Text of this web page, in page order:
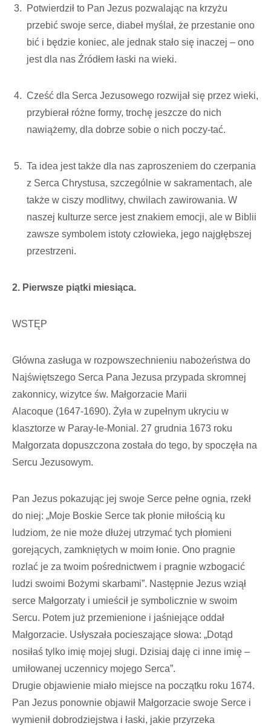
Potwierdził to Pan Jezus pozwalając na krzyżu
przebić swoje serce, diabeł myślał, że przestanie ono
bić i będzie koniec, ale jednak stało się inaczej – ono
jest dla nas Źródłem łaski na wieki.
Cześć dla Serca Jezusowego rozwijał się przez wieki,
przybierał różne formy, trochę jeszcze do nich
nawiążemy, dla dobrze sobie o nich poczy-tać.
Ta idea jest także dla nas zaproszeniem do czerpania
z Serca Chrystusa, szczególnie w sakramentach, ale
także w ciszy modlitwy, chwilach zawirowania. W
naszej kulturze serce jest znakiem emocji, ale w Biblii
zawsze symbolem istoty człowieka, jego najgłębszej
przestrzeni.
2. Pierwsze piątki miesiąca.
WSTĘP
Główna zasługa w rozpowszechnieniu nabożeństwa do
Najświętszego Serca Pana Jezusa przypada skromnej
zakonnicy, wizytce św. Małgorzacie Marii
Alacoque (1647-1690). Żyła w zupełnym ukryciu w
klasztorze w Paray-le-Monial. 27 grudnia 1673 roku
Małgorzata dopuszczona została do tego, by spoczęła na
Sercu Jezusowym.
Pan Jezus pokazując jej swoje Serce pełne ognia, rzekł
do niej: „Moje Boskie Serce tak płonie miłością ku
ludziom, że nie może dłużej utrzymać tych płomieni
gorejących, zamkniętych w moim łonie. Ono pragnie
rozlać je za twoim pośrednictwem i pragnie wzbogacić
ludzi swoimi Bożymi skarbami”. Następnie Jezus wziął
serce Małgorzaty i umieścił je symbolicznie w swoim
Sercu. Potem już przemienione i jaśniejące oddał
Małgorzacie. Usłyszała pocieszające słowa: „Dotąd
nosiłaś tylko imię mojej sługi. Dzisiaj daję ci inne imię –
umiłowanej uczennicy mojego Serca”.
Drugie objawienie miało miejsce na początku roku 1674.
Pan Jezus ponownie objawił Małgorzacie swoje Serce i
wymienił dobrodziejstwa i łaski, jakie przyrzeka